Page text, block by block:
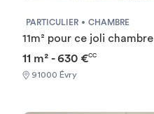
PARTICULIER CHAMBRE
11m² pour ce joli chambre
11 m² - 630 €CC
91000 Évry